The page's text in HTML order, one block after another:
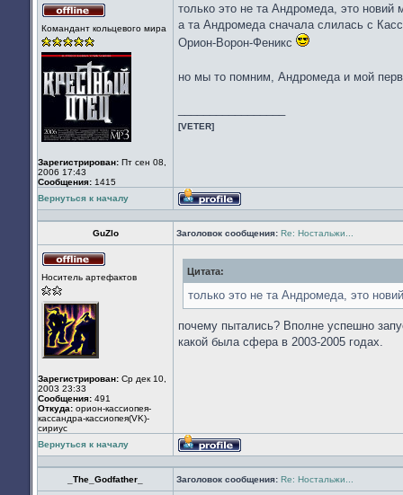
в
Командант кольцевого мира
Зарегистрирован: Пт сен 08,
2006 17:43
Сообщения: 1415
только это не та Андромеда, это новий
а та Андромеда сначала слилась с
Орион-Ворон-Феникс
но мы то помним, Андромеда и мой
[VETER]
Вернуться к началу
Профиль
GuZlo Заголовок сообщения: Re: Ностальжи...
в
Носитель артефактов
Зарегистрирован: Ср дек 10,
2003 23:33
Сообщения: 491
Откуда: орион-кассиопея-
кассандра-кассиопея(VK)-
сириус
Цитата:
только это не та Андромеда, это
почему пытались? Вполне успешно
какой была сфера в 2003-2005 годах.
Вернуться к началу
Профиль
_The_Godfather_ Заголовок сообщения: Re: Ностальжи...